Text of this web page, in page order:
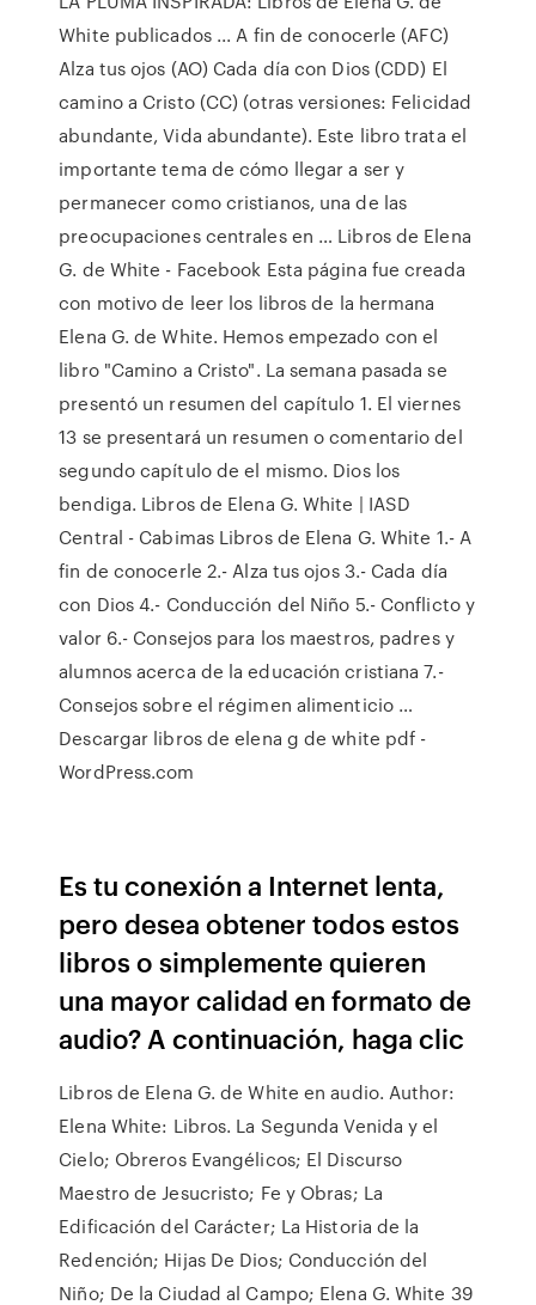
White publicados ... A fin de conocerle (AFC)
Alza tus ojos (AO) Cada día con Dios (CDD) El
camino a Cristo (CC) (otras versiones: Felicidad
abundante, Vida abundante). Este libro trata el
importante tema de cómo llegar a ser y
permanecer como cristianos, una de las
preocupaciones centrales en … Libros de Elena
G. de White - Facebook Esta página fue creada
con motivo de leer los libros de la hermana
Elena G. de White. Hemos empezado con el
libro "Camino a Cristo". La semana pasada se
presentó un resumen del capítulo 1. El viernes
13 se presentará un resumen o comentario del
segundo capítulo de el mismo. Dios los
bendiga. Libros de Elena G. White | IASD
Central - Cabimas Libros de Elena G. White 1.- A
fin de conocerle 2.- Alza tus ojos 3.- Cada día
con Dios 4.- Conducción del Niño 5.- Conflicto y
valor 6.- Consejos para los maestros, padres y
alumnos acerca de la educación cristiana 7.-
Consejos sobre el régimen alimenticio …
Descargar libros de elena g de white pdf -
WordPress.com
Es tu conexión a Internet lenta,
pero desea obtener todos estos
libros o simplemente quieren
una mayor calidad en formato de
audio? A continuación, haga clic
Libros de Elena G. de White en audio. Author:
Elena White: Libros. La Segunda Venida y el
Cielo; Obreros Evangélicos; El Discurso
Maestro de Jesucristo; Fe y Obras; La
Edificación del Carácter; La Historia de la
Redención; Hijas De Dios; Conducción del
Niño; De la Ciudad al Campo; Elena G. White 39